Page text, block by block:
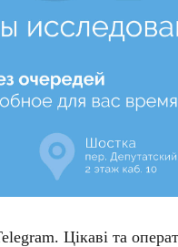
. Цікаві та